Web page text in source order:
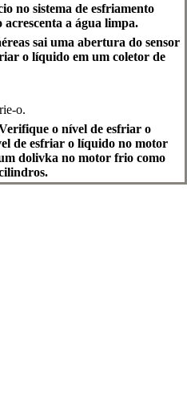
no sistema de esfriamento
a água limpa.
sai uma abertura do sensor
o líquido em um coletor de
o.
o nível de esfriar o
de esfriar o líquido no motor
dolivka no motor frio como